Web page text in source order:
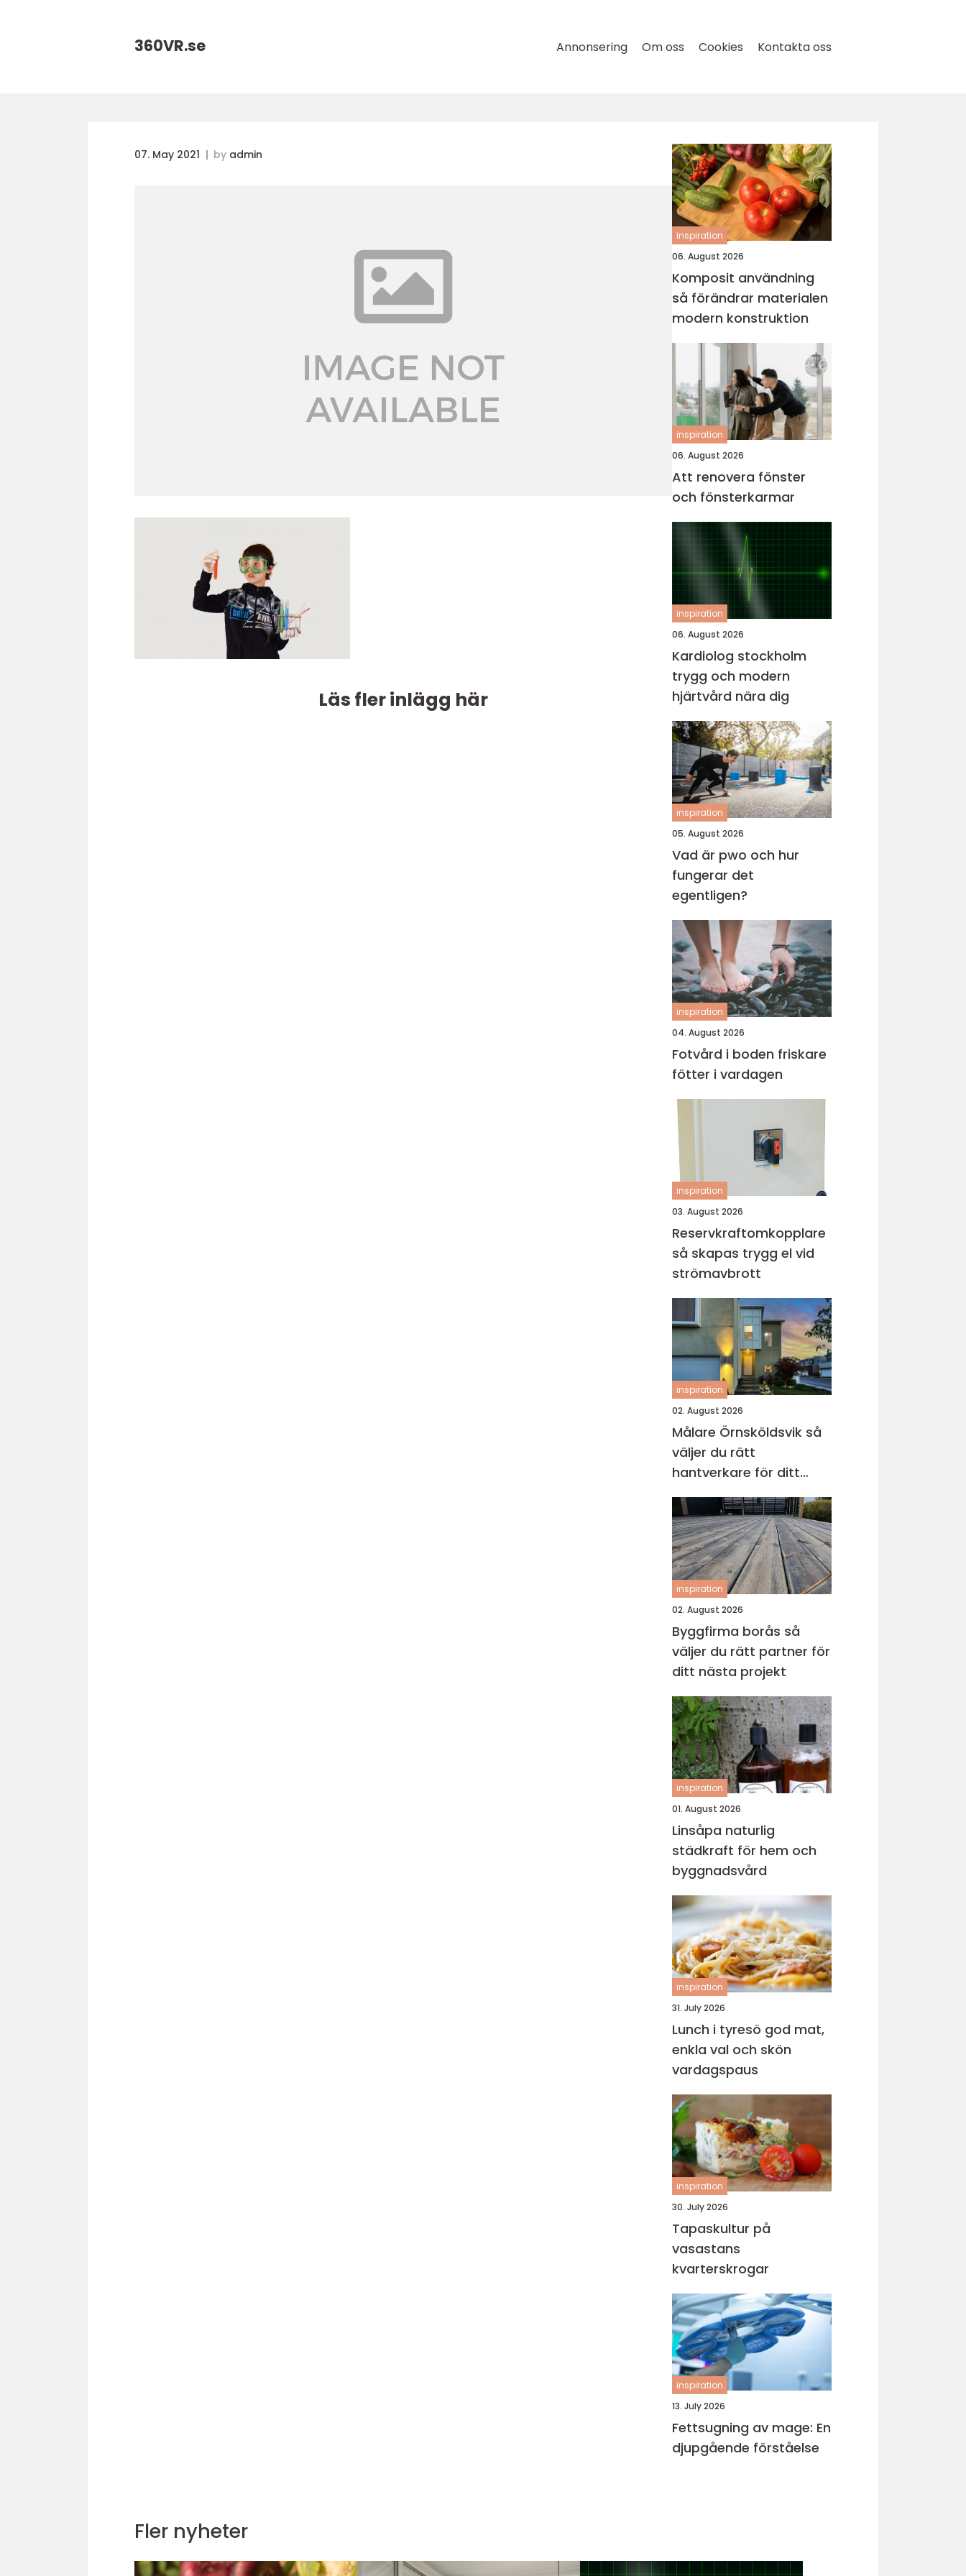
360VR.se Annonsering Om oss Cookies Kontakta oss
07. May 2021 by admin
Läs fler inlägg här
inspiration
06. August 2026
Komposit användning
så förändrar materialen
modern konstruktion
inspiration
06. August 2026
Att renovera fönster
och fönsterkarmar
inspiration
06. August 2026
Kardiolog stockholm
trygg och modern
hjärtvård nära dig
inspiration
05. August 2026
Vad är pwo och hur
fungerar det
egentligen?
inspiration
04. August 2026
Fotvård i boden friskare
fötter i vardagen
inspiration
03. August 2026
Reservkraftomkopplare
så skapas trygg el vid
strömavbrott
inspiration
02. August 2026
Målare Örnsköldsvik så
väljer du rätt
hantverkare för ditt
projekt
inspiration
02. August 2026
Byggfirma borås så
väljer du rätt partner för
ditt nästa projekt
inspiration
01. August 2026
Linsåpa naturlig
städkraft för hem och
byggnadsvård
inspiration
31. July 2026
Lunch i tyresö god mat,
enkla val och skön
vardagspaus
inspiration
30. July 2026
Tapaskultur på
vasastans
kvarterskrogar
inspiration
13. July 2026
Fettsugning av mage: En
djupgående förståelse
Fler nyheter